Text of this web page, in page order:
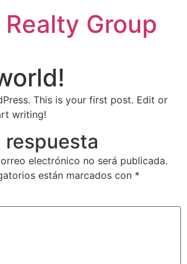
Group
This is your first post. Edit or
writing!
respuesta
electrónico no será publicada.
están marcados con *